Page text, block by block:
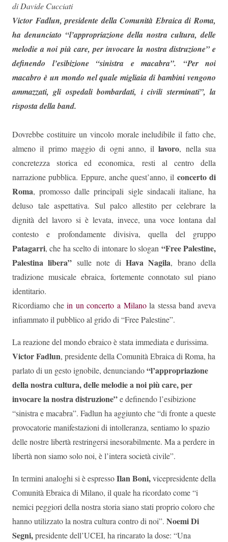
di Davide Cucciati
Victor Fadlun, presidente della Comunità Ebraica di Roma,
ha denunciato “l’appropriazione della nostra cultura, delle
melodie a noi più care, per invocare la nostra distruzione” e
definendo l’esibizione “sinistra e macabra”. “Per noi
macabro è un mondo nel quale migliaia di bambini vengono
ammazzati, gli ospedali bombardati, i civili sterminati”, la
risposta della band.
Dovrebbe costituire un vincolo morale ineludibile il fatto che,
almeno il primo maggio di ogni anno, illavoro, nella sua
concretezza storica ed economica, resti al centro della
narrazione pubblica. Eppure, anche quest’anno, il concerto di
Roma, promosso dalle principali sigle sindacali italiane, ha
deluso tale aspettativa. Sul palco allestito per celebrare la
dignità del lavoro si è levata, invece, una voce lontana dal
contesto e profondamente divisiva, quella del gruppo
Patagarri, che ha scelto di intonare lo slogan “Free Palestine,
Palestina libera” sulle note di Hava Nagila, brano della
tradizione musicale ebraica, fortemente connotato sul piano
identitario.
Ricordiamo chein un concerto a Milanola stessa band aveva
infiammato il pubblico al grido di “Free Palestine”.
La reazione del mondo ebraico è stata immediata e durissima.
Victor Fadlun, presidente della Comunità Ebraica di Roma, ha
parlato di un gesto ignobile, denunciando“l’appropriazione
della nostra cultura, delle melodie a noi più care, per
invocare la nostra distruzione”e definendo l’esibizione
“sinistra e macabra”. Fadlun ha aggiunto che “di fronte a queste
provocatorie manifestazioni di intolleranza, sentiamo lo spazio
delle nostre libertà restringersi inesorabilmente. Ma a perdere in
libertà non siamo solo noi, è l’intera società civile”.
In termini analoghi si è espressoIlan Boni,vicepresidente della
Comunità Ebraica di Milano, il quale ha ricordato come “i
nemici peggiori della nostra storia siano stati proprio coloro che
hanno utilizzato la nostra cultura contro di noi”. Noemi Di
Segni,presidente dell’UCEI, ha rincarato la dose: “Una